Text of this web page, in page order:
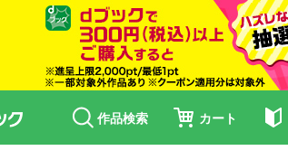
作品検索 カート